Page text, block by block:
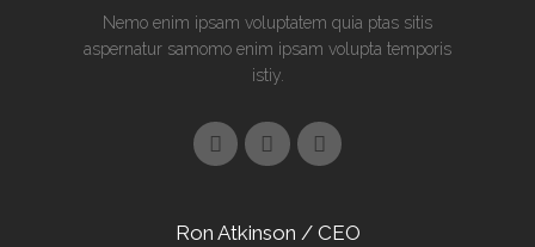
Nemo enim ipsam voluptatem quia ptas sitis
aspernatur samomo enim ipsam volupta temporis
istiy.
Ron Atkinson / CEO